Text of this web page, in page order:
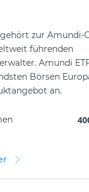
zur Amundi-
führenden
Amundi
Börsen
an.